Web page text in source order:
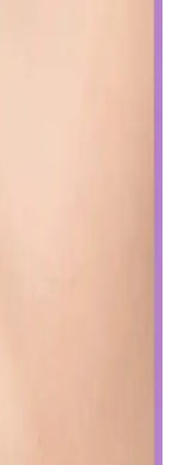
Yenilikler ve
Sürdürülebilirlik